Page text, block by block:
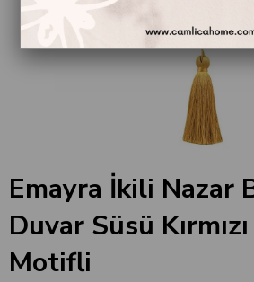
Emayra İkili Nazar
Duvar Süsü Kırmızı
Motifli